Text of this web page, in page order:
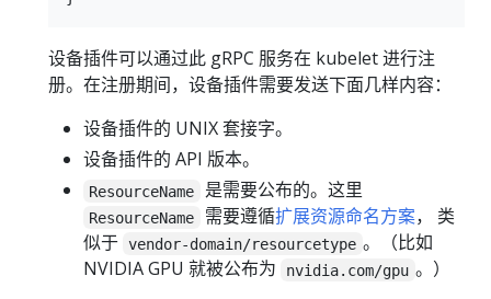
设备插件可以通过此 gRPC 服务在 kubelet 进行注
册。在注册期间，设备插件需要发送下面几样内容：
设备插件的 UNIX 套接字。
设备插件的 API 版本。
ResourceName 是需要公布的。这里
ResourceName 需要遵循扩展资源命名方案， 类
似于 vendor-domain/resourcetype 。（比如
NVIDIA GPU 就被公布为
nvidia.com/gpu 。）